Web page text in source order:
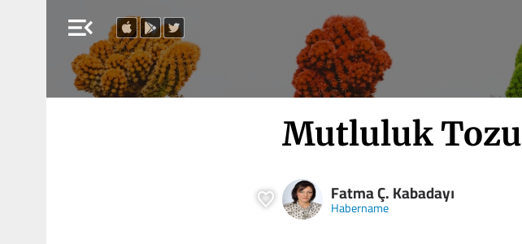
menu_open
Mutluluk Tozu
Fatma Ç. Kabadayı
Habername